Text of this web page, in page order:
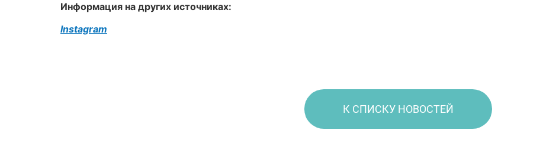
Информация на других источниках:
Instagram
К СПИСКУ НОВОСТЕЙ